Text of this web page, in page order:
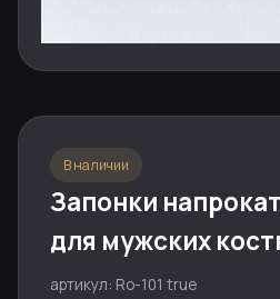
В наличии
Запонки
для мужских
артикул: Ro-101 true